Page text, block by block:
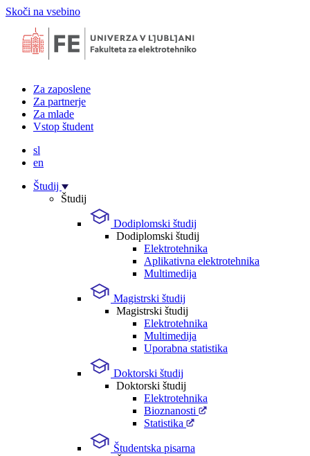
Skoči na vsebino
Za zaposlene
Za partnerje
Za mlade
Vstop študent
sl
en
Študij
Študij
Dodiplomski študij
Dodiplomski študij
Elektrotehnika
Aplikativna elektrotehnika
Multimedija
Magistrski študij
Magistrski študij
Elektrotehnika
Multimedija
Uporabna statistika
Doktorski študij
Doktorski študij
Elektrotehnika
Bioznanosti
Statistika
Študentska pisarna